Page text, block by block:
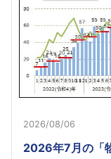
2026/08/06
2026年7月の「